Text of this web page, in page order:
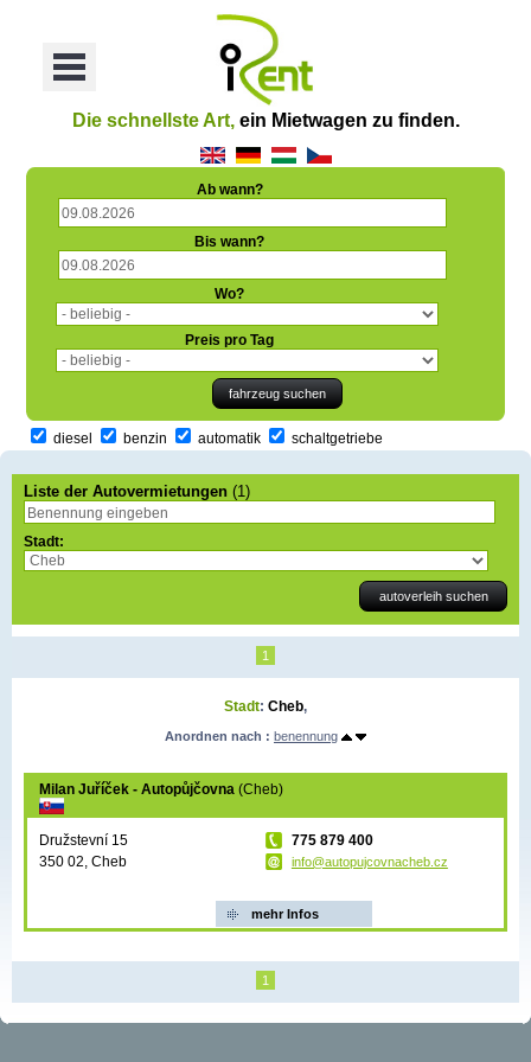
Menu
Die schnellste Art,ein Mietwagen zu finden.
Ab wann?
Bis wann?
Wo?
Preis pro Tag
diesel benzin automatik schaltgetriebe
Liste der Autovermietungen (1)
Stadt:
1
Stadt: Cheb,
Anordnen nach : benennung
Milan Juříček - Autopůjčovna (Cheb)
Družstevní 15
350 02, Cheb
775 879 400
info@autopujcovnacheb.cz
mehr Infos
1